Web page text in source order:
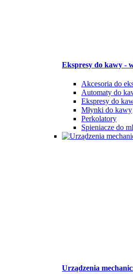
Ekspresy do kawy -
Akcesoria do
Automaty do
Ekspresy do
Młynki do kawy
Perkolatory
Spieniacze do
Urządzenia